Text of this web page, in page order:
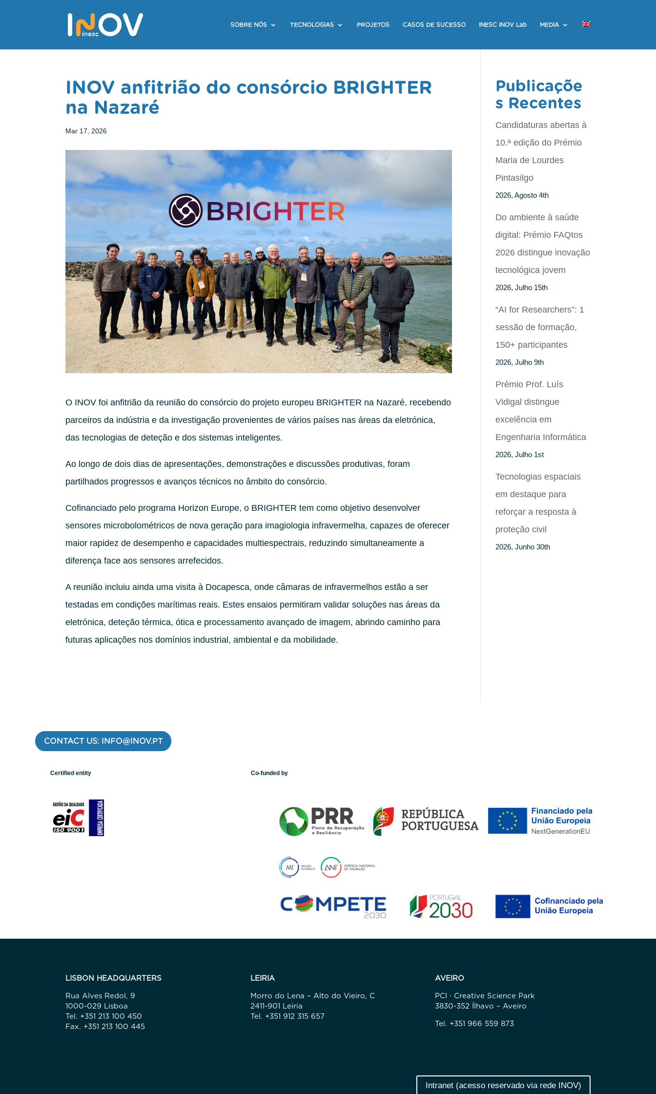
SOBRE NÓS TECNOLOGIAS PROJETOS CASOS DE SUCESSO INESC INOV Lab MEDIA
INOV anfitrião do consórcio BRIGHTER
na Nazaré
Mar 17, 2026
O INOV foi anfitrião da reunião do consórcio do projeto europeu BRIGHTER na Nazaré, recebendo
parceiros da indústria e da investigação provenientes de vários países nas áreas da eletrónica,
das tecnologias de deteção e dos sistemas inteligentes.
Ao longo de dois dias de apresentações, demonstrações e discussões produtivas, foram
partilhados progressos e avanços técnicos no âmbito do consórcio.
Cofinanciado pelo programa Horizon Europe, o BRIGHTER tem como objetivo desenvolver
sensores microbolométricos de nova geração para imagiologia infravermelha, capazes de oferecer
maior rapidez de desempenho e capacidades multiespectrais, reduzindo simultaneamente a
diferença face aos sensores arrefecidos.
A reunião incluiu ainda uma visita à Docapesca, onde câmaras de infravermelhos estão a ser
testadas em condições marítimas reais. Estes ensaios permitiram validar soluções nas áreas da
eletrónica, deteção térmica, ótica e processamento avançado de imagem, abrindo caminho para
futuras aplicações nos domínios industrial, ambiental e da mobilidade.
Publicaçõe
s Recentes
Candidaturas abertas à
10.ª edição do Prémio
Maria de Lourdes
Pintasilgo
2026, Agosto 4th
Do ambiente à saúde
digital: Prémio FAQtos
2026 distingue inovação
tecnológica jovem
2026, Julho 15th
“AI for Researchers”: 1
sessão de formação,
150+ participantes
2026, Julho 9th
Prémio Prof. Luís
Vidigal distingue
excelência em
Engenharia Informática
2026, Julho 1st
Tecnologias espaciais
em destaque para
reforçar a resposta à
proteção civil
2026, Junho 30th
CONTACT US: INFO@INOV.PT
Certified entity Co-funded by
LISBON HEADQUARTERS
Rua Alves Redol, 9
1000-029 Lisboa
Tel. +351 213 100 450
Fax. +351 213 100 445
LEIRIA
Morro do Lena – Alto do Vieiro, C
2411-901 Leiria
Tel. +351 912 315 657
AVEIRO
PCI · Creative Science Park
3830-352 Ílhavo – Aveiro
Tel. +351 966 559 873
Intranet (acesso reservado via rede INOV)